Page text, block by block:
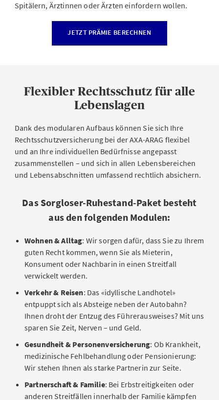
Spitälern, Ärztinnen oder Ärzten einfordern wollen.
JETZT PRÄMIE BERECHNEN
Flexibler Rechtsschutz für alle
Lebenslagen
Dank des modularen Aufbaus können Sie sich Ihre
Rechtsschutzversicherung bei der AXA-ARAG flexibel
und an Ihre individuellen Bedürfnisse angepasst
zusammenstellen – und sich in allen Lebensbereichen
und Lebensabschnitten umfassend rechtlich absichern.
Das Sorgloser-Ruhestand-Paket besteht
aus den folgenden Modulen:
Wohnen & Alltag: Wir sorgen dafür, dass Sie zu Ihrem
guten Recht kommen, wenn Sie als Mieterin,
Konsument oder Nachbarin in einen Streitfall
verwickelt werden.
Verkehr & Reisen: Das «idyllische Landhotel»
entpuppt sich als Absteige neben der Autobahn?
Ihnen droht der Entzug des Führerausweises? Mit uns
sparen Sie Zeit, Nerven – und Geld.
Gesundheit & Personenversicherung: Ob Krankheit,
medizinische Fehlbehandlung oder Pensionierung:
Wir stehen Ihnen als starke Partnerin zur Seite.
Partnerschaft & Familie: Bei Erbstreitigkeiten oder
anderen Streitfällen innerhalb der Familie kämpfen